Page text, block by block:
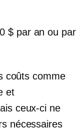
$ par an ou par
coûts comme
et
ceux-ci ne
nécessaires